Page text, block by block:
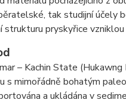
tak studijní účely
strukturu pryskyřice
– Kachin State
s mimořádně bohatým
a ukládána v